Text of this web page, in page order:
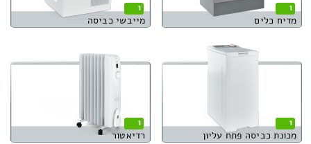
1
מדיח כלים
1
מייבשי כביסה
1
מכונת כביסה פתח עליון
1
רדיאטור